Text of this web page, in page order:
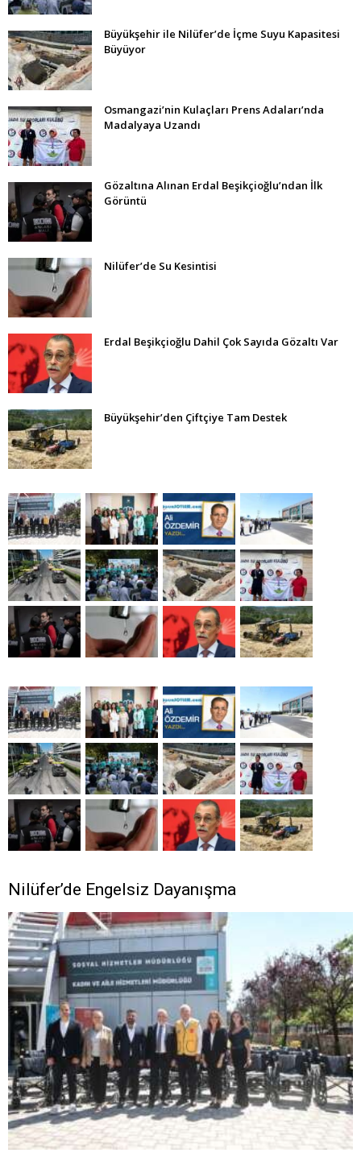
Büyükşehir ile Nilüfer’de İçme Suyu Kapasitesi
Büyüyor
Osmangazi’nin Kulaçları Prens Adaları’nda
Madalyaya Uzandı
Gözaltına Alınan Erdal Beşikçioğlu’ndan İlk
Görüntü
Nilüfer’de Su Kesintisi
Erdal Beşikçioğlu Dahil Çok Sayıda Gözaltı Var
Büyükşehir’den Çiftçiye Tam Destek
Nilüfer’de Engelsiz Dayanışma